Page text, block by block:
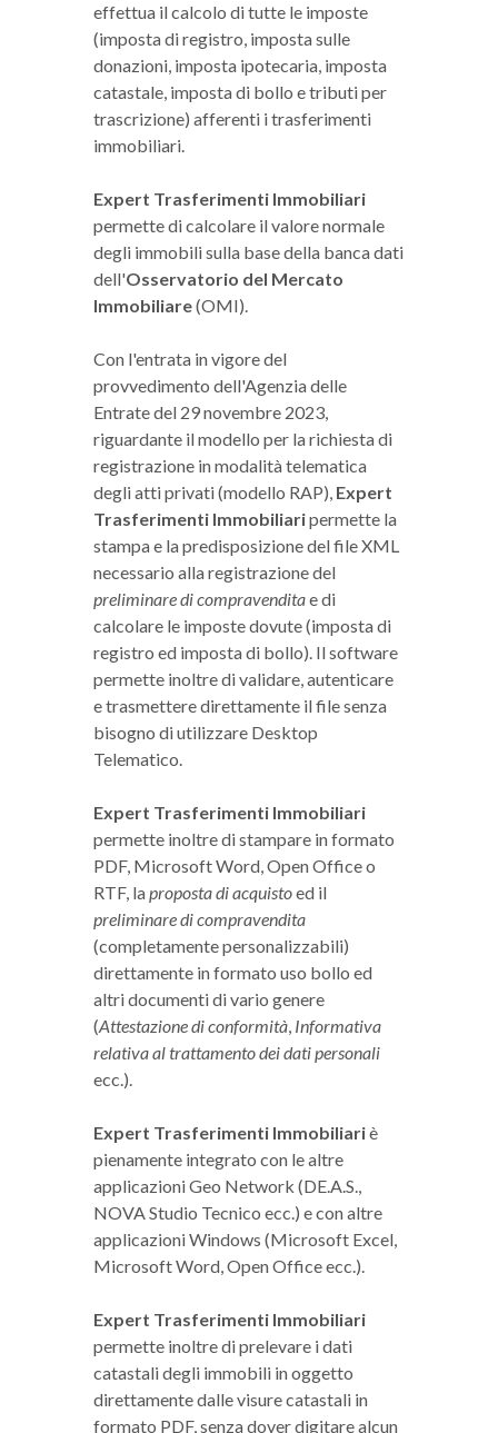
effettua il calcolo di tutte le imposte
(imposta di registro, imposta sulle
donazioni, imposta ipotecaria, imposta
catastale, imposta di bollo e tributi per
trascrizione) afferenti i trasferimenti
immobiliari.
Expert Trasferimenti Immobiliari
permette di calcolare il valore normale
degli immobili sulla base della banca dati
dell'Osservatorio del Mercato
Immobiliare(OMI).
Con l'entrata in vigore del
provvedimento dell'Agenzia delle
Entrate del 29 novembre 2023,
riguardante il modello per la richiesta di
registrazione in modalità telematica
degli atti privati (modello RAP), Expert
Trasferimenti Immobiliaripermette la
stampa e la predisposizione del file XML
necessario alla registrazione del
preliminare di compravenditae di
calcolare le imposte dovute (imposta di
registro ed imposta di bollo). Il software
permette inoltre di validare, autenticare
e trasmettere direttamente il file senza
bisogno di utilizzare Desktop
Telematico.
Expert Trasferimenti Immobiliari
permette inoltre di stampare in formato
PDF, Microsoft Word, Open Office o
RTF, laproposta di acquistoed il
preliminare di compravendita
(completamente personalizzabili)
direttamente in formato uso bollo ed
altri documenti di vario genere
(Attestazione di conformità, Informativa
relativa al trattamento dei dati personali
ecc.).
Expert Trasferimenti Immobiliariè
pienamente integrato con le altre
applicazioni Geo Network (DE.A.S.,
NOVA Studio Tecnico ecc.) e con altre
applicazioni Windows (Microsoft Excel,
Microsoft Word, Open Office ecc.).
Expert Trasferimenti Immobiliari
permette inoltre di prelevare i dati
catastali degli immobili in oggetto
direttamente dalle visure catastali in
formato PDF, senza dover digitare alcun